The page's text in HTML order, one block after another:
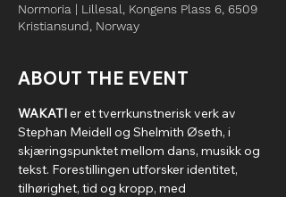
Normoria | Lillesal, Kongens Plass 6, 6509
Kristiansund, Norway
ABOUT THE EVENT
WAKATI er et tverrkunstnerisk verk av
Stephan Meidell og Shelmith Øseth, i
skjæringspunktet mellom dans, musikk og
tekst. Forestillingen utforsker identitet,
tilhørighet, tid og kropp, med